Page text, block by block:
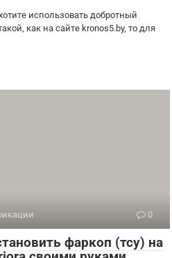
использовать добротный
как на сайте kronos5.by, то для
0
фаркоп (тсу) на